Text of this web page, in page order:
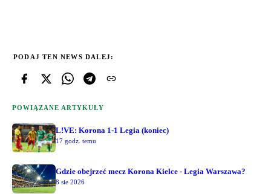
PODAJ TEN NEWS DALEJ:
POWIĄZANE ARTYKUŁY
L!VE: Korona 1-1 Legia (koniec)
17 godz. temu
Gdzie obejrzeć mecz Korona Kielce - Legia Warszawa?
8 sie 2026